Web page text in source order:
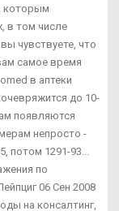
которым
в том числе
чувствуете, что
самое время
в аптеки
до 10-
появляются
непросто -
потом 1291-93...
по
06 Сен 2008
на консалтинг,